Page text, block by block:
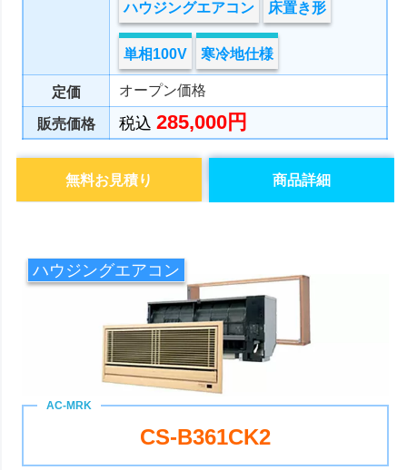
ハウジングエアコン 床置き形
単相100V 寒冷地仕様
定価 オープン価格
販売価格 税込285,000円
商品詳細
無料お見積り
ハウジングエアコン
CS-B361CK2